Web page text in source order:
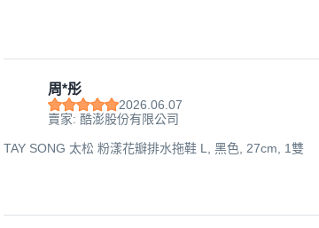
周*彤
2026.06.07
賣家: 酷澎股份有限公司
TAY SONG 太松 粉漾花瓣排水拖鞋 L, 黑色, 27cm, 1雙